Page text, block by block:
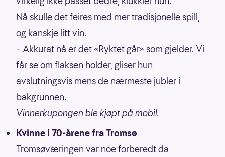
Nå skulle det feires med mer tradisjonelle spill,
og kanskje litt vin.
– Akkurat nå er det «Ryktet går» som gjelder. Vi
får se om flaksen holder, gliser hun
avslutningsvis mens de nærmeste jubler i
bakgrunnen.
Vinnerkupongen ble kjøpt på mobil.
Kvinne i 70-årene fra Tromsø
Tromsøværingen var noe forberedt da